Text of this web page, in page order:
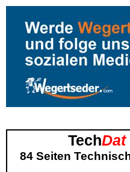
TechDat
84 Seiten